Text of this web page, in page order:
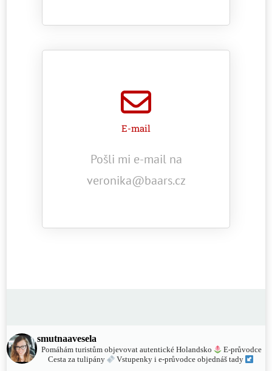
E-mail
Pošli mi e-mail na
veronika@baars.cz
smutnaavesela
Pomáhám turistům objevovat autentické Holandsko
E-průvodce
Cesta za tulipány
Vstupenky i e-průvodce objednáš tady